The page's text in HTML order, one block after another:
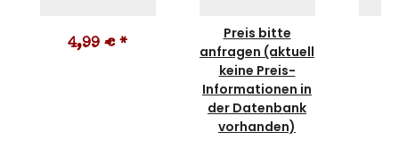
4,99 € *
Preis bitte
anfragen (aktuell
keine Preis-
Informationen in
der Datenbank
vorhanden)